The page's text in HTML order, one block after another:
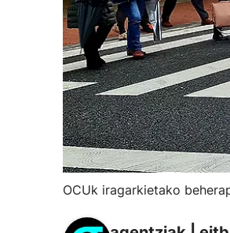
OCUk iragarkietako